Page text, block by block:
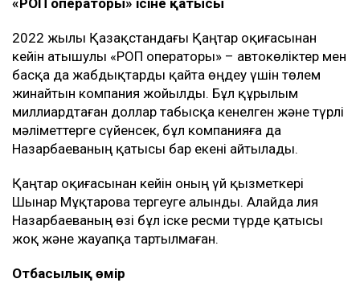
«РОП операторы» ісіне қатысы
2022 жылы Қазақстандағы Қаңтар оқиғасынан
кейін атышулы «РОП операторы» – автокөліктер мен
басқа да жабдықтарды қайта өңдеу үшін төлем
жинайтын компания жойылды. Бұл құрылым
миллиардтаған доллар табысқа кенелген және түрлі
мәліметтерге сүйенсек, бұл компанияға да
Назарбаеваның қатысы бар екені айтылады.
Қаңтар оқиғасынан кейін оның үй қызметкері
Шынар Мұқтарова тергеуге алынды. Алайда Әлия
Назарбаеваның өзі бұл іске ресми түрде қатысы
жоқ және жауапқа тартылмаған.
Отбасылық өмір